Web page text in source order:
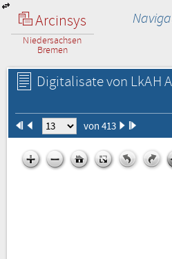
Arcinsys
Niedersachsen
Bremen
Digitalisate von LkAH
von 413